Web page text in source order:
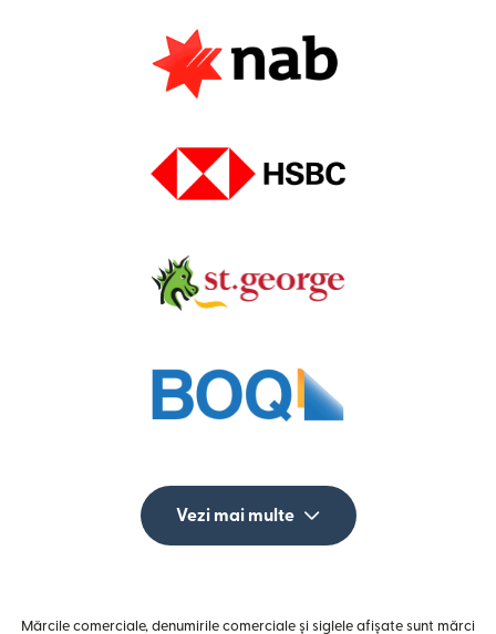
Vezi mai multe
Mărcile comerciale, denumirile comerciale și siglele afișate sunt mărci